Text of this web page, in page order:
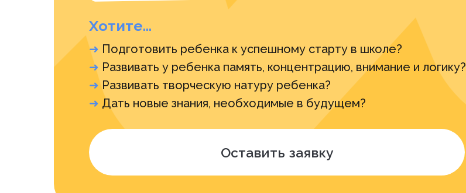
➜ Подготовить ребенка к успешному старту в школе?
➜ Развивать у ребенка память, концентрацию, внимание и логику?
➜Развивать творческую натуру ребенка?
➜ Дать новые знания, необходимые в будущем?
Оставить заявку
Хотите...